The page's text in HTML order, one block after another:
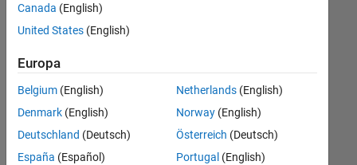
keine
offenen
Stellen,
Ihren
Suchkriterien
entsprechen.
können
die
Canada (English)
United States (English)
Europa
Belgium (English)
Denmark (English)
Deutschland (Deutsch)
España (Español)
Netherlands(English)
Norway(English)
Österreich (Deutsch)
Portugal (English)